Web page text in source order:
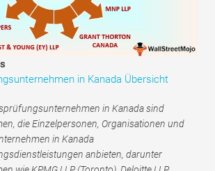
Tutorials
in Kanada Übersicht
in Kanada sind
die Einzelpersonen, Organisationen und
in Kanada
anbieten, darunter